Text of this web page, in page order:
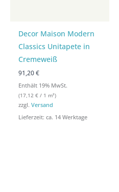
Decor Maison Modern
Classics Unitapete in
Cremeweiß
91,20 €
Enthält 19% MwSt.
(17,12€ / 1 m²)
zzgl.Versand
Lieferzeit: ca. 14 Werktage